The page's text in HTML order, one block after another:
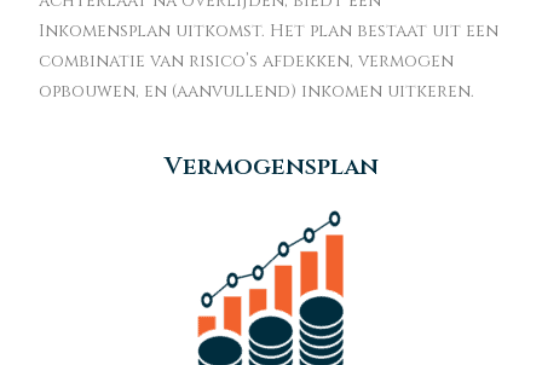
Inkomensplan uitkomst. Het plan bestaat uit een
combinatie van risico’s afdekken, vermogen
opbouwen, en (aanvullend) inkomen uitkeren.
Vermogensplan